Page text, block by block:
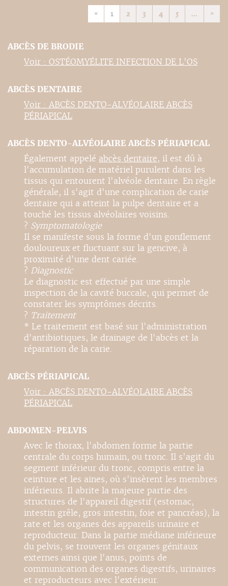
« 1 2 3 4 5 ... »
ABCÈS DE BRODIE
Voir : OSTÉOMYÉLITE INFECTION DE L'OS
ABCÈS DENTAIRE
Voir : ABCÈS DENTO-ALVÉOLAIRE ABCÈS
PÉRIAPICAL
ABCÈS DENTO-ALVÉOLAIRE ABCÈS PÉRIAPICAL
Également appelé abcès dentaire, il est dû à
l'accumulation de matériel purulent dans les
tissus qui entourent l'alvéole dentaire. En règle
générale, il s'agit d'une complication de carie
dentaire qui a atteint la pulpe dentaire et a
touché les tissus alvéolaires voisins.
? Symptomatologie
Il se manifeste sous la forme d'un gonflement
douloureux et fluctuant sur la gencive, à
proximité d'une dent cariée.
? Diagnostic
Le diagnostic est effectué par une simple
inspection de la cavité buccale, qui permet de
constater les symptômes décrits.
? Traitement
* Le traitement est basé sur l'administration
d'antibiotiques, le drainage de l'abcès et la
réparation de la carie.
ABCÈS PÉRIAPICAL
Voir : ABCÈS DENTO-ALVÉOLAIRE ABCÈS
PÉRIAPICAL
ABDOMEN-PELVIS
Avec le thorax, l'abdomen forme la partie
centrale du corps humain, ou tronc. Il s'agit du
segment inférieur du tronc, compris entre la
ceinture et les aines, où s'insèrent les membres
inférieurs. Il abrite la majeure partie des
structures de l'appareil digestif (estomac,
intestin grêle, gros intestin, foie et pancréas), la
rate et les organes des appareils urinaire et
reproducteur. Dans la partie médiane inférieure
du pelvis, se trouvent les organes génitaux
externes ainsi que l'anus, points de
communication des organes digestifs, urinaires
et reproducteurs avec l'extérieur.